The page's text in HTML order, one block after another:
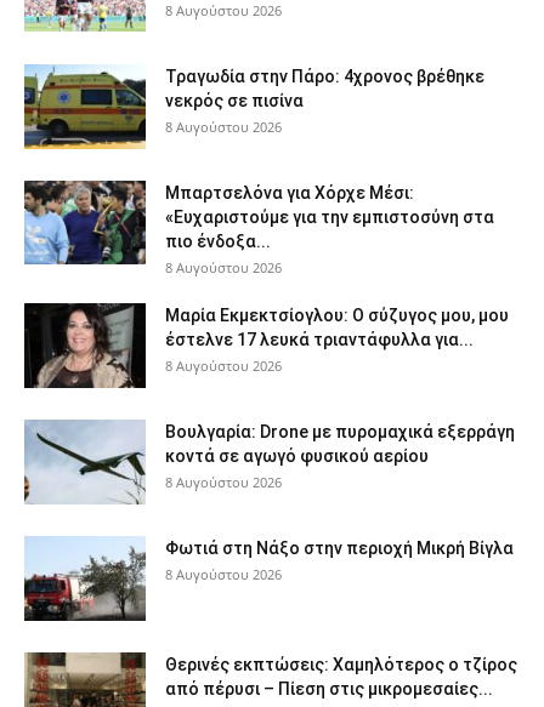
8 Αυγούστου 2026
Τραγωδία στην Πάρο: 4χρονος βρέθηκε
νεκρός σε πισίνα
8 Αυγούστου 2026
Μπαρτσελόνα για Χόρχε Μέσι:
«Ευχαριστούμε για την εμπιστοσύνη στα
πιο ένδοξα...
8 Αυγούστου 2026
Μαρία Εκμεκτσίογλου: O σύζυγος μου, μου
έστελνε 17 λευκά τριαντάφυλλα για...
8 Αυγούστου 2026
Βουλγαρία: Drone με πυρομαχικά εξερράγη
κοντά σε αγωγό φυσικού αερίου
8 Αυγούστου 2026
Φωτιά στη Νάξο στην περιοχή Μικρή Βίγλα
8 Αυγούστου 2026
Θερινές εκπτώσεις: Χαμηλότερος ο τζίρος
από πέρυσι – Πίεση στις μικρομεσαίες...